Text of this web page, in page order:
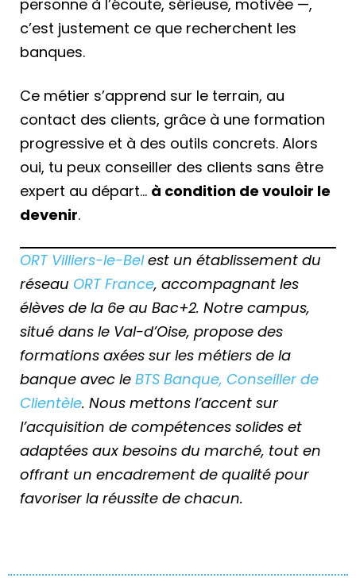
personne à l’écoute, sérieuse, motivée —,
c’est justement ce que recherchent les
banques.
Ce métier s’apprend sur le terrain, au
contact des clients, grâce à une formation
progressive et à des outils concrets. Alors
oui, tu peux conseiller des clients sans être
expert au départ… à condition de vouloir le
devenir.
ORT Villiers-le-Belest un établissement du
réseau ORT France, accompagnant les
élèves de la 6e au Bac+2. Notre campus,
situé dans le Val-d’Oise, propose des
formations axées sur les métiers de la
banque avec le BTS Banque, Conseiller de
Clientèle. Nous mettons l’accent sur
l’acquisition de compétences solides et
adaptées aux besoins du marché, tout en
offrant un encadrement de qualité pour
favoriser la réussite de chacun.